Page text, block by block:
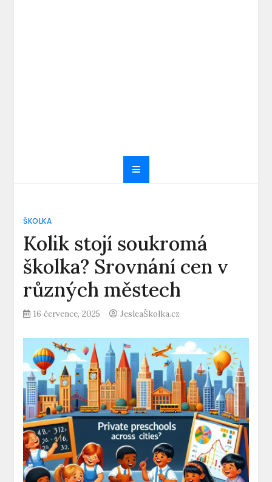
ŠKOLKA
Kolik stojí soukromá
školka? Srovnání cen v
různých městech
16 července, 2025 JesleaŠkolka.cz